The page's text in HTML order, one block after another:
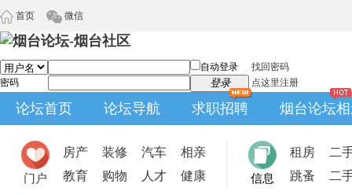
首页 微信
自动登录
找回密码
密码
登录 点这里注册
论坛首页 论坛导航 求职招聘 烟台论坛
门户
房产 装修 汽车
相亲
教育
购物 人才 健康 信息
租房
二
跳蚤
二